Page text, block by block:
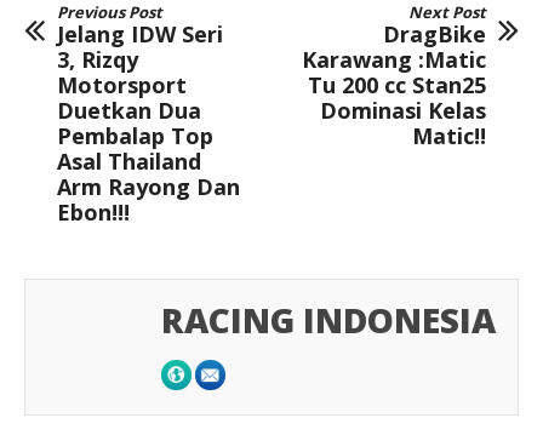
Previous Post
Jelang IDW Seri
3, Rizqy
Motorsport
Duetkan Dua
Pembalap Top
Asal Thailand
Arm Rayong Dan
Ebon!!!
Next Post
DragBike
Karawang :Matic
Tu 200 cc Stan25
Dominasi Kelas
Matic!!
RACING INDONESIA